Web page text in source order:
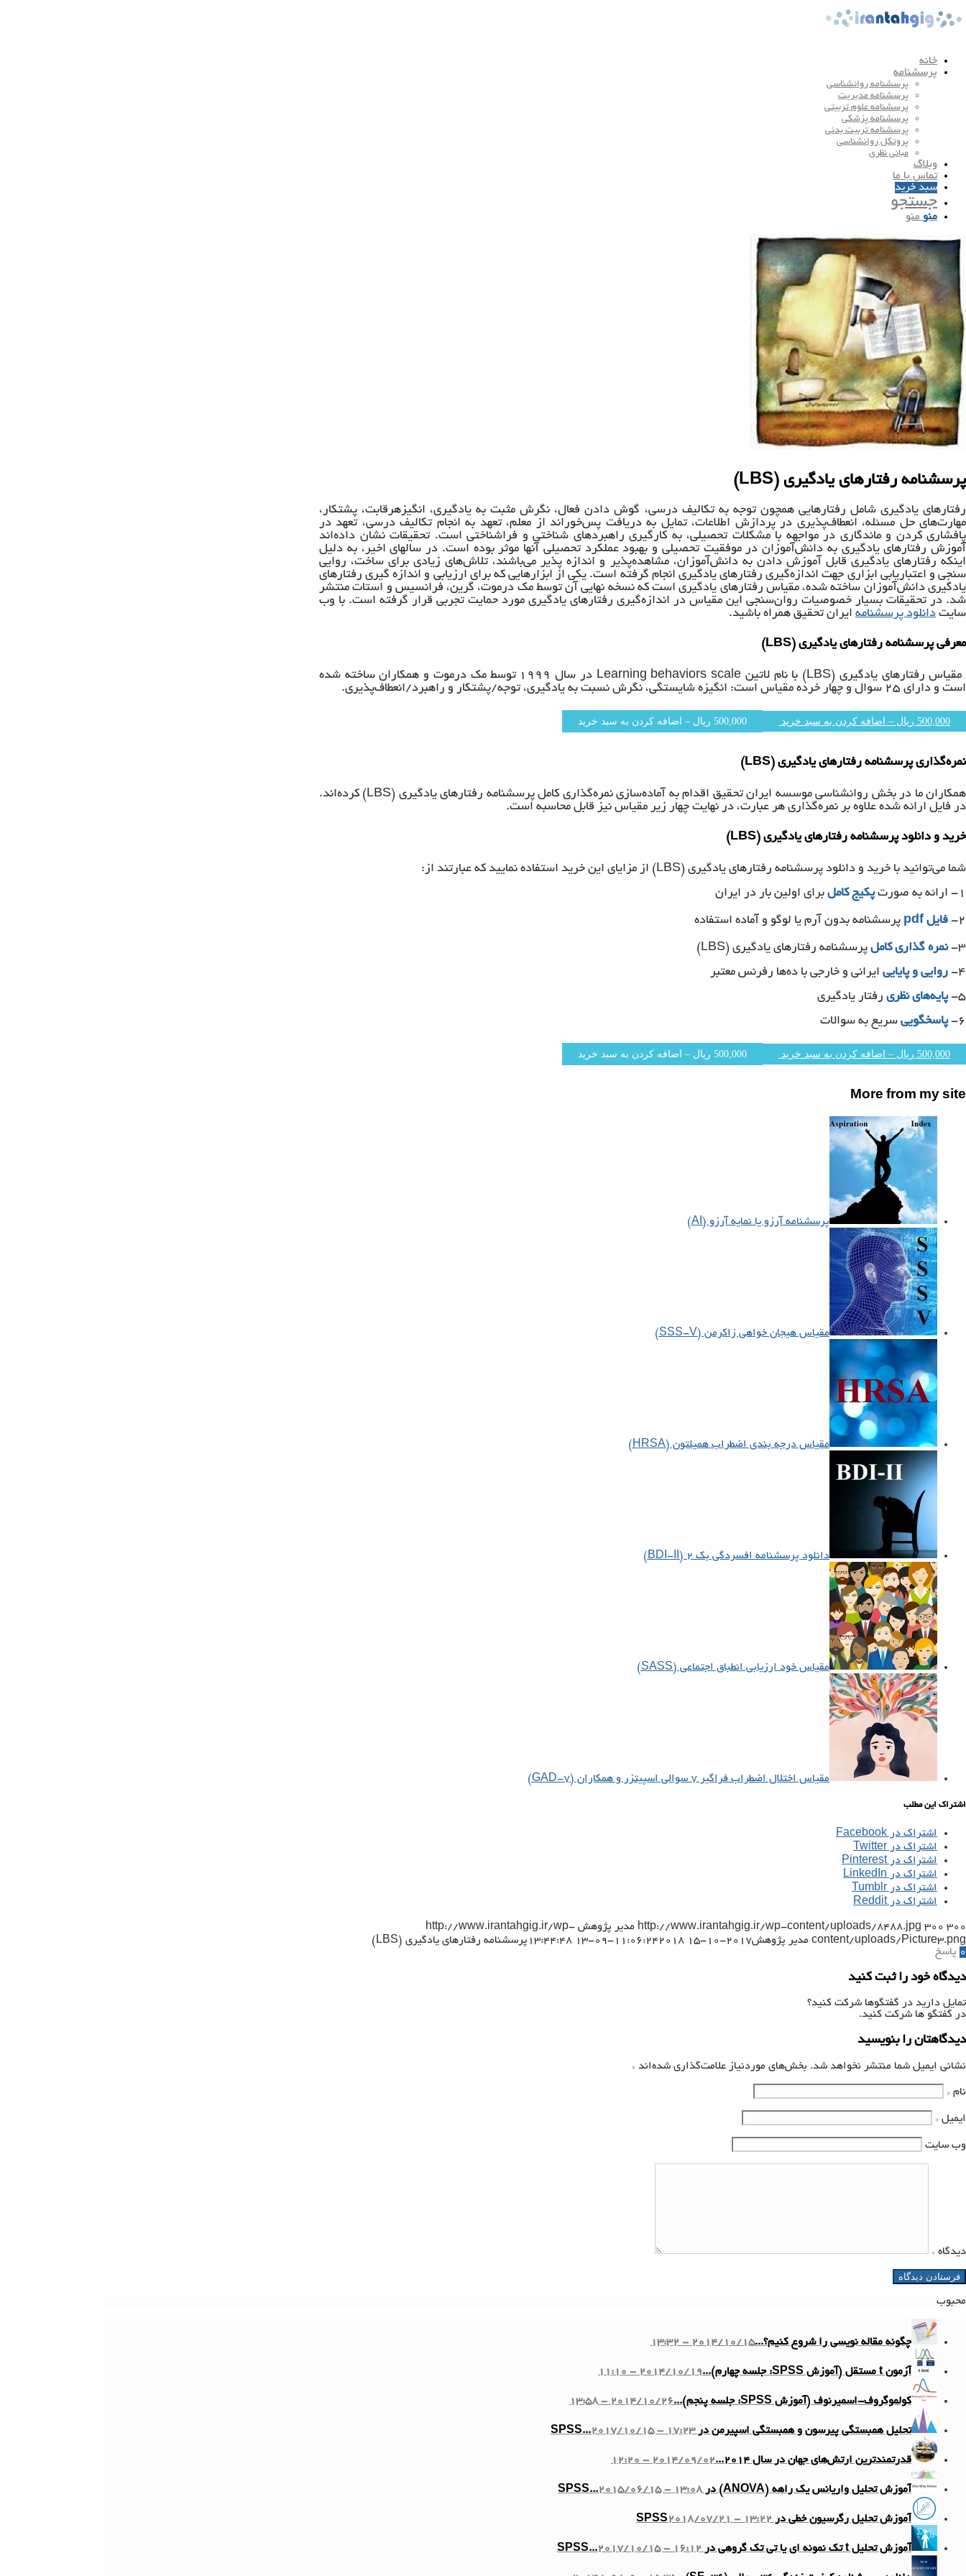
خانه
پرسشنامه
پرسشنامه روانشناسی
پرسشنامه مدیریت
پرسشنامه علوم تربیتی
پرسشنامه پزشکی
پرسشنامه تربیت بدنی
پروتکل روانشناسی
مبانی نظری
وبلاگ
تماس با ما
سبد خرید
جستجو
منو منو
پرسشنامه رفتارهای یادگیری (LBS)
رفتارهای یادگیری شامل رفتارهایی همچون توجه به تکالیف درسی، گوش دادن فعال، نگرش مثبت به یادگیری، انگیزهرقابت، پشتکار،
مهارت‌های حل مسئله، انعطاف‌پذیری در پردازش اطلاعات، تمایل به دریافت پس‌خوراند از معلم، تعهد به انجام تکالیف درسی، تعهد در
پافشاری کردن و ماندگاری در مواجهه با مشکلات تحصیلی، به کارگیری راهبردهای شناختی و فراشناختی است. تحقیقات نشان داده‌اند
آموزش رفتارهای یادگیری به دانش‌آموزان در موفقیت تحصیلی و بهبود عملکرد تحصیلی آنها موثر بوده است. در سالهای اخیر، به دلیل
اینکه رفتارهای یادگیری قابل آموزش دادن به دانش‌آموزان، مشاهده‌پذیر و اندازه پذیر می‌باشند، تلاش‌های زیادی برای ساخت، روایی
سنجی و اعتباریابی ابزاری جهت اندازه‌گیری رفتارهای یادگیری انجام گرفته است. یکی از ابزارهایی که برای ارزیابی و اندازه گیری رفتارهای
یادگیری دانش‌آموزان ساخته شده، مقیاس رفتارهای یادگیری است که نسخه نهایی آن توسط مک درموت، گرین، فرانسیس و استات منتشر
شد. در تحقیقات بسیار خصوصیات روان‌سنجی این مقیاس در اندازه‌گیری رفتارهای یادگیری مورد حمایت تجربی قرار گرفته است. با وب
سایت دانلود پرسشنامه ایران تحقیق همراه باشید.
معرفی پرسشنامه رفتارهای یادگیری (LBS)
مقیاس رفتارهای یادگیری (LBS) با نام لاتین Learning behaviors scale در سال ۱۹۹۹ توسط مک درموت و همکاران ساخته شده
است و دارای ۲۵ سوال و چهار خرده مقیاس است: انگیزه شایستگی، نگرش نسبت به یادگیری، توجه/پشتکار و راهبرد/انعطاف‌پذیری.
500,000 ریال – اضافه کردن به سبد خرید
نمره‌گذاری پرسشنامه رفتارهای یادگیری (LBS)
همکاران ما در بخش روانشناسی موسسه ایران تحقیق اقدام به آماده‌سازی نمره‌گذاری کامل پرسشنامه رفتارهای یادگیری (LBS) کرده‌اند.
در فایل ارائه شده علاوه بر نمره‌گذاری هر عبارت، در نهایت چهار زیر مقیاس نیز قابل محاسبه است.
خرید و دانلود پرسشنامه رفتارهای یادگیری (LBS)
شما می‌توانید با خرید و دانلود پرسشنامه رفتارهای یادگیری (LBS) از مزایای این خرید استفاده نمایید که عبارتند از:
۱- ارائه به صورت
پکیج کامل برای اولین بار در ایران
۲- فایل pdf پرسشنامه بدون آرم یا لوگو و آماده استفاده
۳- نمره گذاری کامل پرسشنامه رفتارهای یادگیری (LBS)
۴-
روایی و پایایی ایرانی و خارجی با ده‌ها رفرنس معتبر
۵-
پایه‌های نظری رفتار یادگیری
۶-
پاسخگویی سریع به سوالات
500,000 ریال – اضافه کردن به سبد خرید
More from my site
پرسشنامه آرزو یا نمایه آرزو (AI)
مقیاس هیجان خواهی زاکرمن (SSS-V)
مقیاس درجه بندی اضطراب همیلتون (HRSA)
دانلود پرسشنامه افسردگی بک ۲ (BDI-II)
مقیاس خود ارزیابی انطباق اجتماعی (SASS)
مقیاس اختلال اضطراب فراگیر ۷ سوالی اسپیتزر و همکاران (GAD-7)
اشتراک این مطلب
اشتراک در Facebook
اشتراک در Twitter
اشتراک در Pinterest
اشتراک در LinkedIn
اشتراک در Tumblr
اشتراک در Reddit
http://www.irantahgig.ir/wp-content/uploads/8488.jpg 300 300 مدیر پژوهش http://www.irantahgig.ir/wp-
content/uploads/Picture3.png مدیر پژوهش2017-10-15 11:06:24
2018-09-13 13:44:48
پرسشنامه رفتارهای یادگیری (LBS)
0 پاسخ
دیدگاه خود را ثبت کنید
تمایل دارید در گفتگوها شرکت کنید؟
در گفتگو ها شرکت کنید.
دیدگاهتان را بنویسید
نشانی ایمیل شما منتشر نخواهد شد. بخش‌های موردنیاز علامت‌گذاری شده‌اند *
نام *
ایمیل *
وب‌ سایت
دیدگاه *
محبوب
چگونه مقاله نویسی را شروع کنیم؟...2014/10/15 - 13:32
آزمون t مستقل (آموزش SPSS: جلسه چهارم)... 2014/10/19 - 11:10
کولموگروف-اسمیرنوف (آموزش SPSS: جلسه پنجم)... 2014/10/26 - 13:58
تحلیل همبستگی پیرسون و همبستگی اسپیرمن در SPSS...2017/10/15 - 17:23
قدرتمندترین ارتش‌های جهان در سال ۲۰۱۴... 2014/09/02 - 12:20
آموزش تحلیل واریانس یک راهه (ANOVA) در SPSS... 2015/06/15 - 13:08
آموزش تحلیل رگرسیون خطی در SPSS 2018/07/21 - 13:22
آموزش تحلیل t تک نمونه ای یا تی تک گروهی در SPSS... 2017/10/15 - 16:12